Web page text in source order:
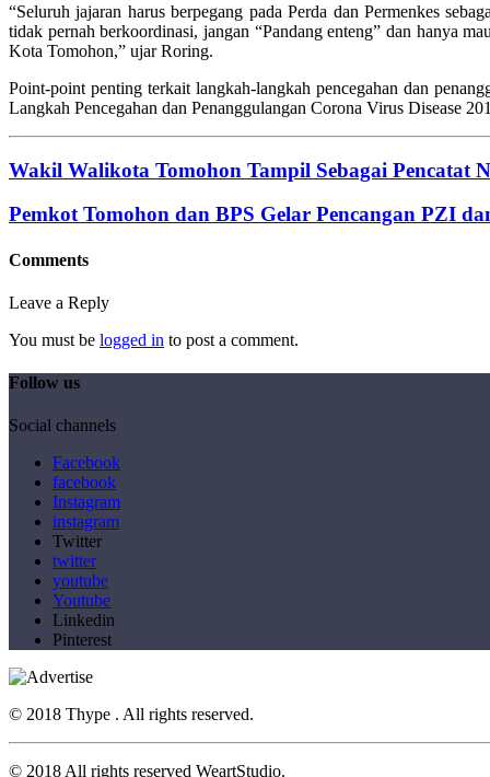
“Seluruh jajaran harus berpegang pada Perda dan Permenkes
tidak pernah berkoordinasi, jangan “Pandang enteng” dan hanya
Kota Tomohon,” ujar Roring.
Point-point penting terkait langkah-langkah pencegahan dan
Langkah Pencegahan dan Penanggulangan Corona Virus Disease
Wakil Walikota Tomohon Tampil Sebagai Pencatat
Pemkot Tomohon dan BPS Gelar Pencangan PZI
Comments
Leave a Reply
You must be logged in to post a comment.
Follow us
Social channels
Facebook
facebook
Instagram
instagram
Twitter
twitter
youtube
Youtube
Linkedin
Pinterest
© 2018 Thype . All rights reserved.
© 2018 All rights reserved WeartStudio.